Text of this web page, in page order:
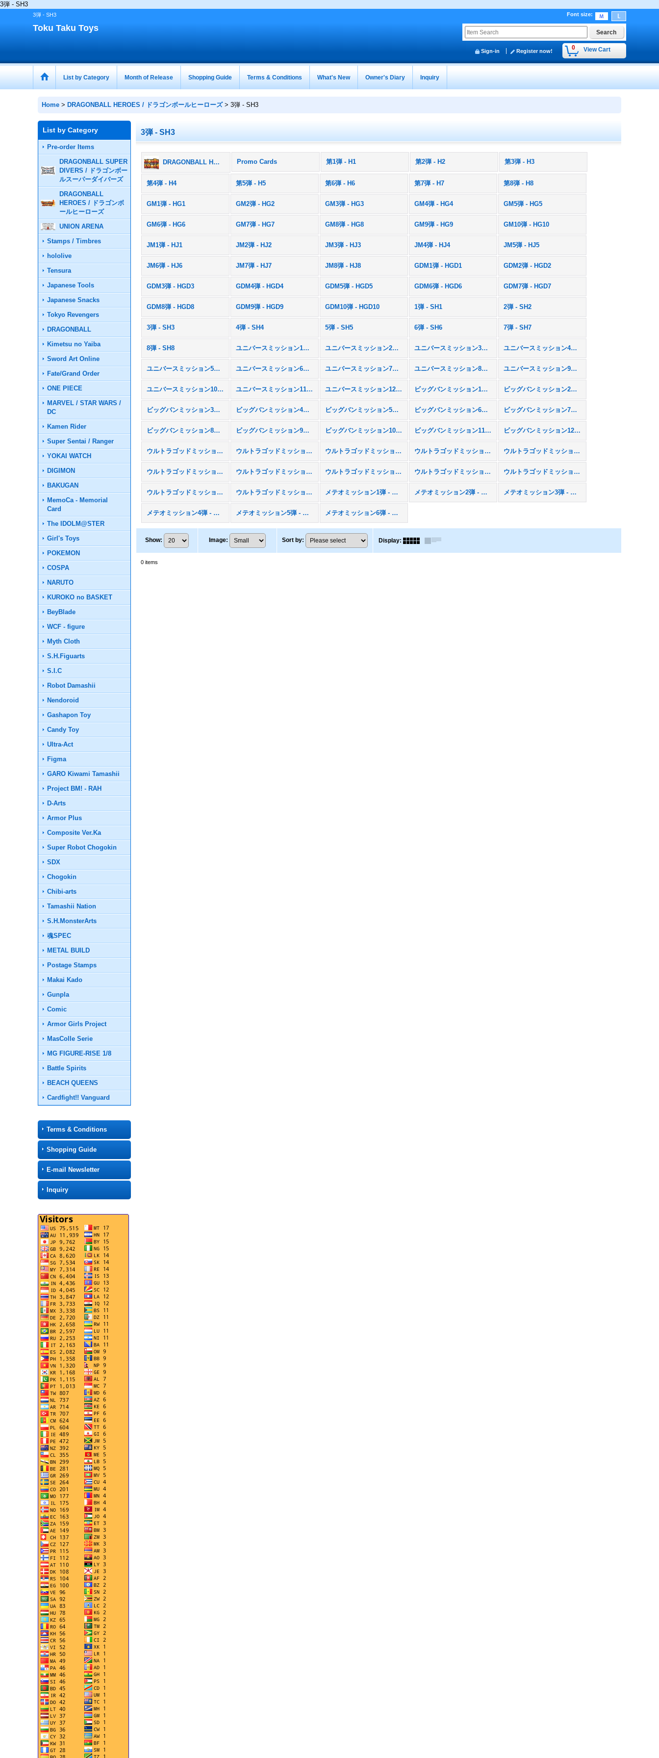
3弾 - SH3
3弾 - SH3 Font size:
Toku Taku Toys
0 View Cart
Sign-in Register now!
List by Category Month of Release Shopping Guide Terms & Conditions What's New Owner's Diary Inquiry
Home > DRAGONBALL HEROES / ドラゴンボールヒーローズ > 3弾 - SH3
List by Category
Pre-order Items
DRAGONBALL SUPER
DIVERS / ドラゴンボー
ルスーパーダイバーズ
DRAGONBALL
HEROES / ドラゴンボ
ールヒーローズ
UNION ARENA
Stamps / Timbres
hololive
Tensura
Japanese Tools
Japanese Snacks
Tokyo Revengers
DRAGONBALL
Kimetsu no Yaiba
Sword Art Online
Fate/Grand Order
ONE PIECE
MARVEL / STAR WARS /
DC
Kamen Rider
Super Sentai / Ranger
YOKAI WATCH
DIGIMON
BAKUGAN
MemoCa - Memorial
Card
The IDOLM@STER
Girl's Toys
POKEMON
COSPA
NARUTO
KUROKO no BASKET
BeyBlade
WCF - figure
Myth Cloth
S.H.Figuarts
S.I.C
Robot Damashii
Nendoroid
Gashapon Toy
Candy Toy
Ultra-Act
Figma
GARO Kiwami Tamashii
Project BM! - RAH
D-Arts
Armor Plus
Composite Ver.Ka
Super Robot Chogokin
SDX
Chogokin
Chibi-arts
Tamashii Nation
S.H.MonsterArts
魂SPEC
METAL BUILD
Postage Stamps
Makai Kado
Gunpla
Comic
Armor Girls Project
MasColle Serie
MG FIGURE-RISE 1/8
Battle Spirits
BEACH QUEENS
Cardfight!! Vanguard
Terms & Conditions
Shopping Guide
E-mail Newsletter
Inquiry
3弾 - SH3
DRAGONBALL HEROES / ドラゴンボールヒーローズ (All Products) Promo Cards 第1弾 - H1 第2弾 - H2 第3弾 - H3
第4弾 - H4 第5弾 - H5 第6弾 - H6 第7弾 - H7 第8弾 - H8
GM1弾 - HG1 GM2弾 - HG2 GM3弾 - HG3 GM4弾 - HG4 GM5弾 - HG5
GM6弾 - HG6 GM7弾 - HG7 GM8弾 - HG8 GM9弾 - HG9 GM10弾 - HG10
JM1弾 - HJ1 JM2弾 - HJ2 JM3弾 - HJ3 JM4弾 - HJ4 JM5弾 - HJ5
JM6弾 - HJ6 JM7弾 - HJ7 JM8弾 - HJ8 GDM1弾 - HGD1 GDM2弾 - HGD2
GDM3弾 - HGD3 GDM4弾 - HGD4 GDM5弾 - HGD5 GDM6弾 - HGD6 GDM7弾 - HGD7
GDM8弾 - HGD8 GDM9弾 - HGD9 GDM10弾 - HGD10 1弾 - SH1 2弾 - SH2
3弾 - SH3 4弾 - SH4 5弾 - SH5 6弾 - SH6 7弾 - SH7
8弾 - SH8 ユニバースミッション1弾 - UM1 ユニバースミッション2弾 - UM2 ユニバースミッション3弾 - UM3 ユニバースミッション4弾 - UM4
ユニバースミッション5弾 - UM5 ユニバースミッション6弾 - UM6 ユニバースミッション7弾 - UM7 ユニバースミッション8弾 - UM8 ユニバースミッション9弾 - UM9
ユニバースミッション10弾 - UM10 ユニバースミッション11弾 - UM11 ユニバースミッション12弾 - UM12 ビッグバンミッション1弾 - BM1 ビッグバンミッション2弾 - BM2
ビッグバンミッション3弾 - BM3 ビッグバンミッション4弾 - BM4 ビッグバンミッション5弾 - BM5 ビッグバンミッション6弾 - BM6 ビッグバンミッション7弾 - BM7
ビッグバンミッション8弾 - BM8 ビッグバンミッション9弾 - BM9 ビッグバンミッション10弾 - BM10 ビッグバンミッション11弾 - BM11 ビッグバンミッション12弾 - BM12
ウルトラゴッドミッション1弾 - UGM1 ウルトラゴッドミッション2弾 - UGM2 ウルトラゴッドミッション3弾 - UGM3 ウルトラゴッドミッション4弾 - UGM4 ウルトラゴッドミッション5弾 - UGM5
ウルトラゴッドミッション6弾 - UGM6 ウルトラゴッドミッション7弾 - UGM7 ウルトラゴッドミッション8弾 - UGM8 ウルトラゴッドミッション9弾 - UGM9 ウルトラゴッドミッション10弾 - UGM10
ウルトラゴッドミッション11弾 - UGM11 ウルトラゴッドミッション12弾 - UGM12 メテオミッション1弾 - MM1 メテオミッション2弾 - MM2 メテオミッション3弾 - MM3
メテオミッション4弾 - MM4 メテオミッション5弾 - MM5 メテオミッション6弾 - MM6
Show: Image: Sort by: Display:
0 items